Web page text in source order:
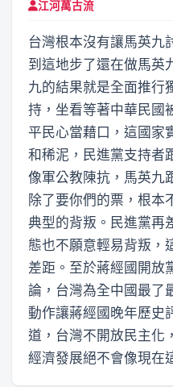
江河萬古流
台灣根本沒有讓馬英九
到這地步了還在做馬英
九的結果就是全面推行
持，坐看等著中華民國
平民心當藉口，這國家
和稀泥，民進黨支持者
像軍公教陳抗，馬英九
除了要你們的票，根本
典型的背叛。民進黨再
態也不願意輕易背叛，
差距。至於蔣經國開放
論，台灣為全中國最了
動作讓蔣經國晚年歷史
道，台灣不開放民主化
經濟發展絕不會像現在